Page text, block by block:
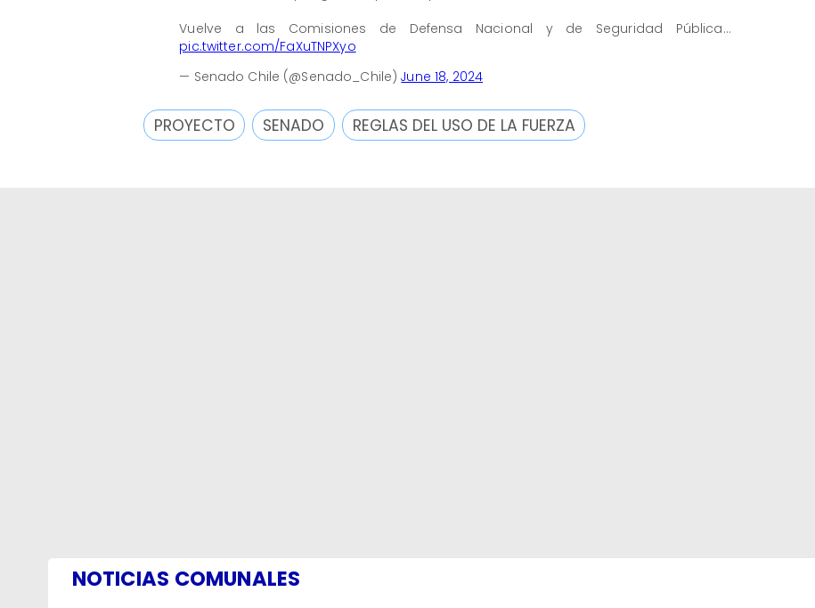
Vuelve a las Comisiones de Defensa Nacional y de Seguridad Pública…
pic.twitter.com/FaXuTNPXyo
— Senado Chile (@Senado_Chile)June 18, 2024
PROYECTO SENADO REGLAS DEL USO DE LA FUERZA
NOTICIAS COMUNALES